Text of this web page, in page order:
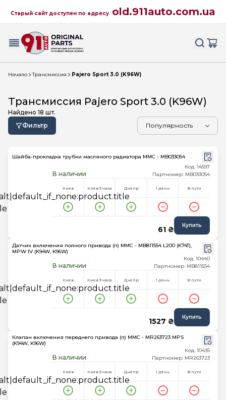
Старый сайт доступен по адресу old.911auto.com.ua
Начало Трансмиссия Pajero Sport 3.0 (K96W)
Трансмиссия Pajero Sport 3.0 (K96W)
Найдено 18 шт.
Фильтр
Шайба-прокладка трубки масляного радиатора MMC - MB033054
В наличии
Код: 14597
Партномер: MB033054
Киев Киев 3 часа Днепр 1 день В пути
61 ₴ Купить
Датчик включения полного привода (п) MMC - MB811554 L200 (K74T),
MPW IV (K94W, K96W)
В наличии
Код: 10440
Партномер: MB811554
Киев Киев 3 часа Днепр 1 день В пути
1527 ₴ Купить
Клапан включения переднего привода (п) MMC - MR263723 MPS
(K94W, K96W)
В наличии
Код: 10435
Партномер: MR263723
Киев Киев 3 часа Днепр 1 день В пути